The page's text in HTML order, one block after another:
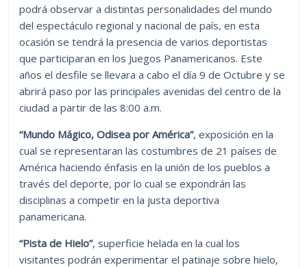
podrá observar a distintas personalidades del mundo
del espectáculo regional y nacional de país, en esta
ocasión se tendrá la presencia de varios deportistas
que participaran en los Juegos Panamericanos. Este
años el desfile se llevara a cabo el día 9 de Octubre y se
abrirá paso por las principales avenidas del centro de la
ciudad a partir de las 8:00 a.m.
“Mundo Mágico, Odisea por América”, exposición en la
cual se representaran las costumbres de 21 países de
América haciendo énfasis en la unión de los pueblos a
través del deporte, por lo cual se expondrán las
disciplinas a competir en la justa deportiva
panamericana.
“Pista de Hielo”, superficie helada en la cual los
visitantes podrán experimentar el patinaje sobre hielo,